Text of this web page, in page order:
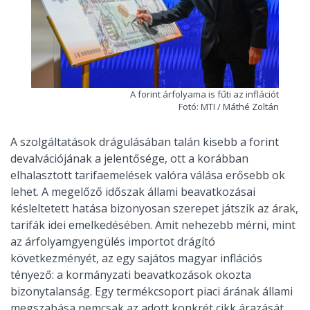
A forint árfolyama is fűti az inflációt
Fotó: MTI / Máthé Zoltán
A szolgáltatások drágulásában talán kisebb a forint
devalvációjának a jelentősége, ott a korábban
elhalasztott tarifaemelések valóra válása erősebb ok
lehet. A megelőző időszak állami beavatkozásai
késleltetett hatása bizonyosan szerepet játszik az árak,
tarifák idei emelkedésében. Amit nehezebb mérni, mint
az árfolyamgyengülés importot drágító
következményét, az egy sajátos magyar inflációs
tényező: a kormányzati beavatkozások okozta
bizonytalanság. Egy termékcsoport piaci árának állami